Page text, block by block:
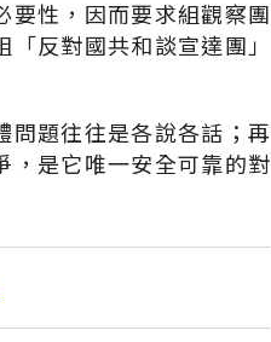
要性，因而要求組觀察團
反對國共和談宣達團」
問題往往是各說各話；再
，是它唯一安全可靠的對